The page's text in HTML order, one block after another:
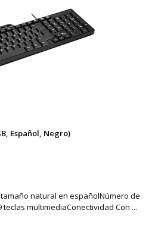
Español, Negro)
tamaño natural en españolNúmero de
multimediaConectividad Con ...